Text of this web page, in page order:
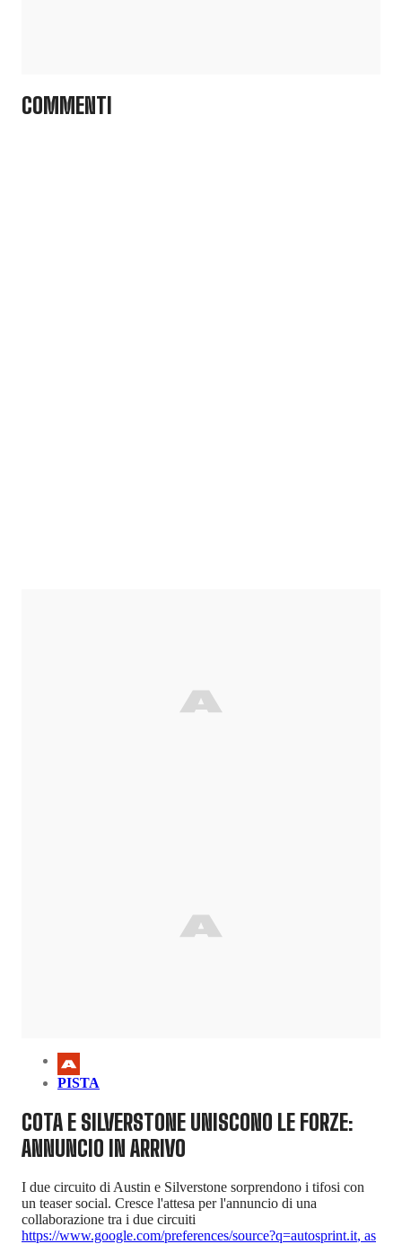
COMMENTI
PISTA
COTA E SILVERSTONE UNISCONO LE FORZE:
ANNUNCIO IN ARRIVO
I due circuito di Austin e Silverstone sorprendono i tifosi con
un teaser social. Cresce l'attesa per l'annuncio di una
collaborazione tra i due circuiti
https://www.google.com/preferences/source?q=autosprint.it, as